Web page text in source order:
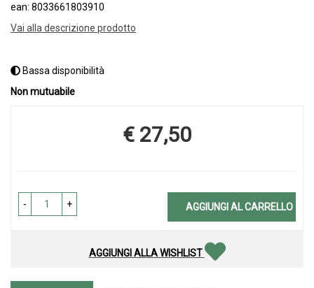
ean: 8033661803910
Vai alla descrizione prodotto
Bassa disponibilità
Non mutuabile
Prezzo
€ 27,50
- + AGGIUNGI AL CARRELLO
AGGIUNGI ALLA WISHLIST